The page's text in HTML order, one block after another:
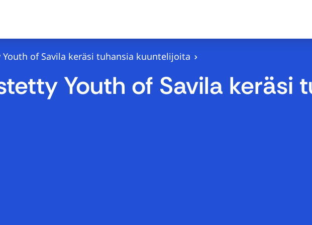
of Savila keräsi tuhansia kuuntelijoita
Youth of Savila keräsi